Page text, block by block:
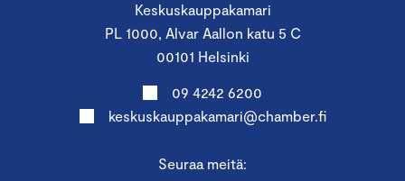
Keskuskauppakamari
PL 1000, Alvar Aallon katu 5 C
00101 Helsinki
09 4242 6200
keskuskauppakamari@chamber.fi
Seuraa meitä: